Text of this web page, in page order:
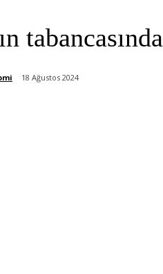
18 Ağustos 2024